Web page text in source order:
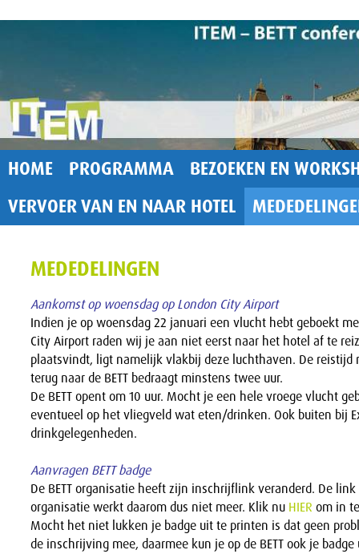
HOME PROGRAMMA
BEZOEKEN EN
VERVOER VAN EN NAAR HOTEL
MEDEDELINGEN
Aankomst op woensdag op London City Airport
Indien je op woensdag 22 januari een vlucht hebt geboekt
City Airport raden wij je aan niet eerst naar het hotel af te
plaatsvindt, ligt namelijk vlakbij deze luchthaven. De reistijd
terug naar de BETT bedraagt minstens twee uur.
De BETT opent om 10 uur. Mocht je een hele vroege vlucht
eventueel op het vliegveld wat eten/drinken. Ook buiten bij
drinkgelegenheden.
Aanvragen BETT badge
De BETT organisatie heeft zijn inschrijflink veranderd. De
organisatie werkt daarom dus niet meer. Klik nu HIER om in
Mocht het niet lukken je badge uit te printen is dat geen
de inschrijving mee, daarmee kun je op de BETT ook je